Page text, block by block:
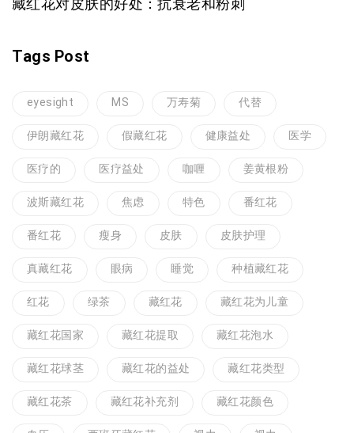
藏红花对皮肤的好处：抗衰老和粉刺
Tags Post
eyesight MS 万寿菊
代替
伊朗藏红花
假藏红花 健康益处
医学
医疗的
医疗益处 咖喱
姜黄根粉
波斯藏红花
焦虑 特色
番红花
番红花
瘦身 皮肤
皮肤护理
真藏红花
眼病 睡觉
种植藏红花
红花
绿茶 藏红花
藏红花为儿童
藏红花国家
藏红花提取
藏红花泡水
藏红花球茎
藏红花的益处
藏红花类型
藏红花茶
藏红花补充剂
藏红花颜色